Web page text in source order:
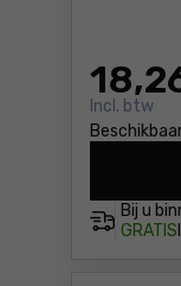
18
Incl. btw
Bij u
GRATIS